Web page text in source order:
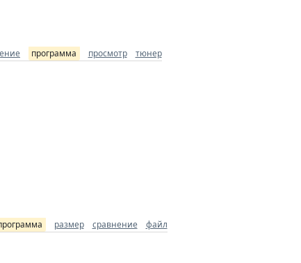
программа просмотр тюнер
размер сравнение файл